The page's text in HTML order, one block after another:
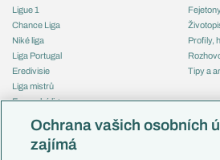
Ligue 1
Chance Liga
Niké liga
Liga Portugal
Eredivisie
Liga mistrů
Evropská liga
Mistrovství světa
Liga národů
Profily,
Tipy a
Česko
Ochrana vašich osobních
zajímá